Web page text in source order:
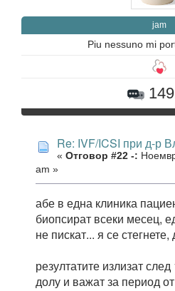
jam
Piu nessuno mi
Re: IVF/ICSI при д-р
« Отговор #22 -:
am »
абе в една клиника
биопсират всеки месец,
не пискат... я се
резултатите излизат
долу и важат за период